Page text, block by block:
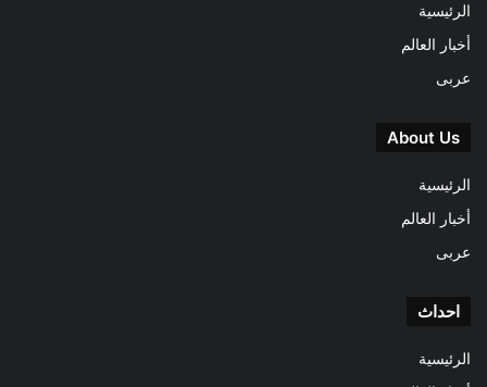
الرئيسية
أخبار العالم
عربى
About Us
الرئيسية
أخبار العالم
عربى
احداث
الرئيسية